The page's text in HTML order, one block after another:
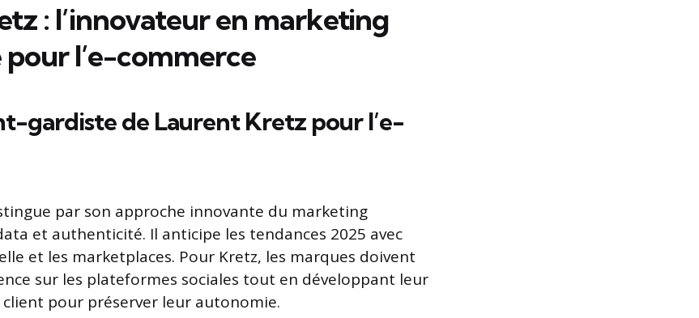
: l’innovateur en marketing
pour l’e-commerce
gardiste de Laurent Kretz pour l’e-
par son approche innovante du marketing
et authenticité. Il anticipe les tendances 2025 avec
et les marketplaces. Pour Kretz, les marques doivent
sur les plateformes sociales tout en développant leur
pour préserver leur autonomie.